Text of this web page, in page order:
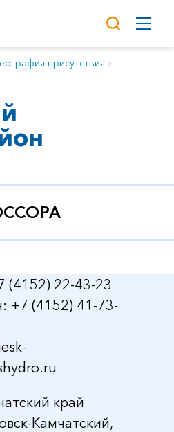
присутствия
(4152) 22-43-23
+7 (4152) 41-73-
край
Камчатский,